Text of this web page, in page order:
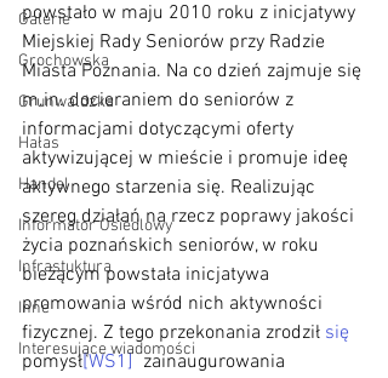
Galerie
Grochowska
Grunwaldzka
Hałas
Handel
Informator Osiedlowy
Infrastuktura
Inne
Interesujące wiadomości
powstało w maju 2010 roku z inicjatywy
Miejskiej Rady Seniorów przy Radzie
Miasta Poznania. Na co dzień zajmuje się
m.in. docieraniem do seniorów z
informacjami dotyczącymi oferty
aktywizującej w mieście i promuje ideę
aktywnego starzenia się. Realizując
szereg działań na rzecz poprawy jakości
życia poznańskich seniorów, w roku
bieżącym powstała inicjatywa
promowania wśród nich aktywności
fizycznej. Z tego przekonania zrodził się
pomysł[WS1]
  zainaugurowania